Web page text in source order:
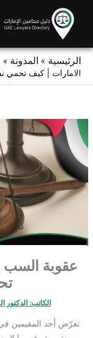
content
الرئيسية » المدونة »
الامارات | كيف تحمي
عقوبة السب
الكاتب: الدكتور
تعرّض أحد المقيمين